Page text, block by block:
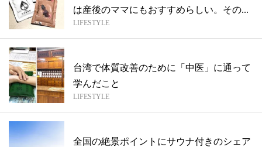
は産後のママにもおすすめらしい。その...
LIFESTYLE
台湾で体質改善のために「中医」に通って
学んだこと
LIFESTYLE
全国の絶景ポイントにサウナ付きのシェア